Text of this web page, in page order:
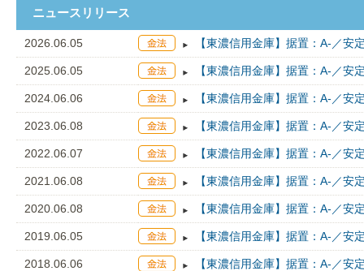
ニュースリリース
2026.06.05 【東濃信用金庫】据置：A-／安
2025.06.05 【東濃信用金庫】据置：A-／安
2024.06.06 【東濃信用金庫】据置：A-／安
2023.06.08 【東濃信用金庫】据置：A-／安
2022.06.07 【東濃信用金庫】据置：A-／安
2021.06.08 【東濃信用金庫】据置：A-／安
2020.06.08 【東濃信用金庫】据置：A-／安
2019.06.05 【東濃信用金庫】据置：A-／安
2018.06.06 【東濃信用金庫】据置：A-／安